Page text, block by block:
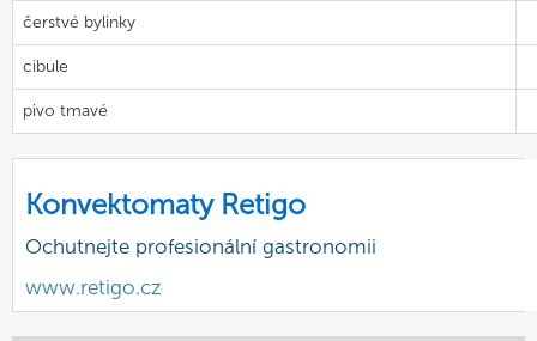
čerstvé bylinky
cibule
pivo tmavé
Konvektomaty Retigo
Ochutnejte profesionální gastronomii
www.retigo.cz